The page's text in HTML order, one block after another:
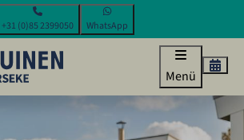
+31 (0)85 2399050 WhatsApp
Menü